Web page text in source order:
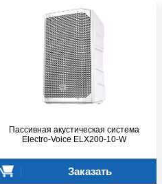
Пассивная акустическая система
Electro-Voice ELX200-10-W
Заказать